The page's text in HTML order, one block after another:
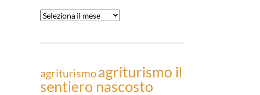
Tutti
agriturismoagriturismo il
sentiero nascosto